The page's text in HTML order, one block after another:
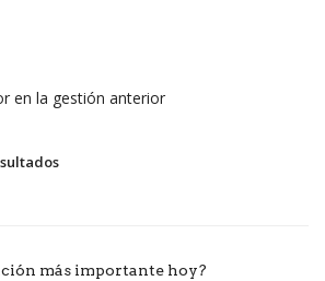
en la gestión anterior
más importante hoy?